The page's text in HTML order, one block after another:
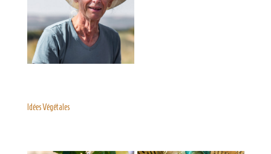
Idées Végétales